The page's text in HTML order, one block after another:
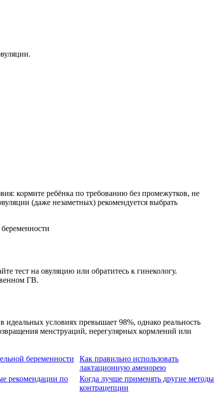
кормите ребёнка по требованию без промежутков, не
(даже незаметных) рекомендуется выбрать
тест на овуляцию или обратитесь к гинекологу.
ГВ.
условиях превышает 98%, однако реальность
менструаций, нерегулярных кормлений или
беременности
Как правильно использовать
лактационную аменорею
рекомендации по
Когда лучше применять другие методы
контрацепции